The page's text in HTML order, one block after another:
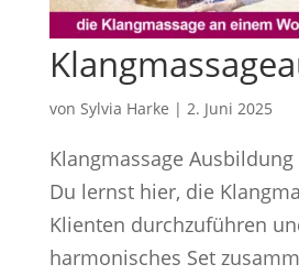
von Sylvia Harke | 2. Juni 2025
Klangmassage Ausbildung
Du lernst hier, die
Klienten durchzuführen
harmonisches Set